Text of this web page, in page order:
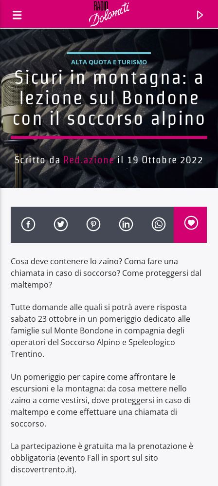
Traccia corrente
Radio Dolomiti
ALTA QUOTA E TURISMO
Sicuri in montagna: a
lezione sul Bondone
con il soccorso alpino
Scritto da Red.azioneil 19 Ottobre 2022
Cosa deve contenere lo zaino? Coma fare una
chiamata in caso di soccorso? Come proteggersi dal
maltempo?
Tutte domande alle quali si potrà avere risposta
sabato 23 ottobre in un pomeriggio dedicato alle
famiglie sul Monte Bondone in compagnia degli
operatori del Soccorso Alpino e Speleologico
Trentino.
Un pomeriggio per capire come affrontare le
escursioni e la montagna: da cosa mettere nello
zaino a come vestirsi, dove proteggersi in caso di
maltempo e come effettuare una chiamata di
soccorso.
La partecipazione è gratuita ma la prenotazione è
obbligatoria (evento Fall in sport sul sito
discovertrento.it).